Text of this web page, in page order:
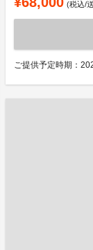
(税込/
ご提供予定時期：